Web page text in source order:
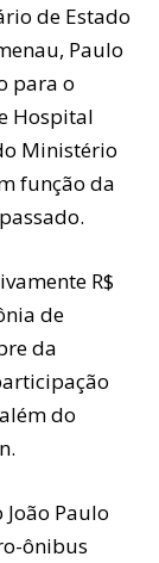
de Estado
Paulo
para o
Hospital
Ministério
função da
R$
de
da
do
Paulo
ônibus